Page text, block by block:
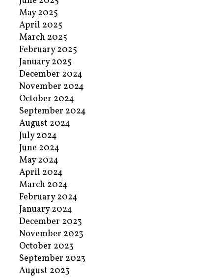
May 2025
April 2025
March 2025
February 2025
January 2025
December 2024
November 2024
October 2024
September 2024
August 2024
July 2024
June 2024
May 2024
April 2024
March 2024
February 2024
January 2024
December 2023
November 2023
October 2023
September 2023
August 2023